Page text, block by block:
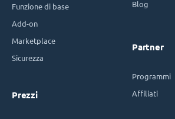
Funzione di base
Add-on
Marketplace
Sicurezza
Prezzi
Blog
Partner
Programmi
Affiliati